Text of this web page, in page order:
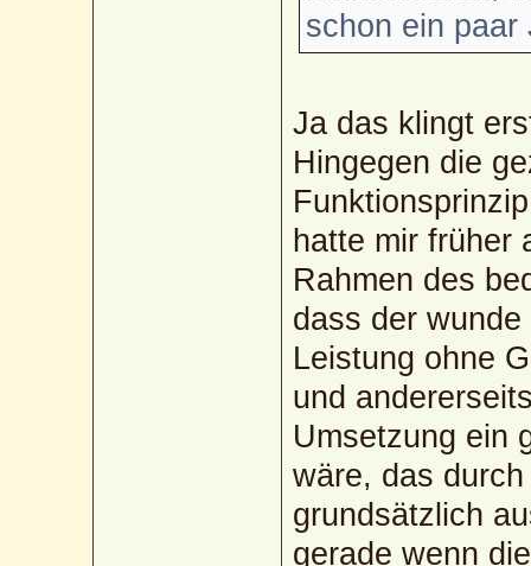
schon ein paar
Ja das klingt
Hingegen die
hatte mir früher
Rahmen des
dass der
Leistung ohne
und
Umsetzung ein
wäre, das
grundsätzlich
gerade wenn